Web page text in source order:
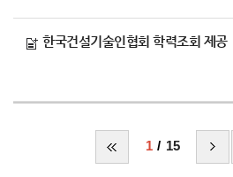
한국건설기술인협회 학력조회 제공
1 15